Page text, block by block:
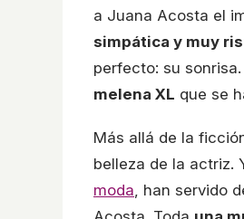
a Juana Acosta el
simpática y muy
perfecto: su
melena XL que se
Más allá de la
belleza de la actriz.
moda, han servido